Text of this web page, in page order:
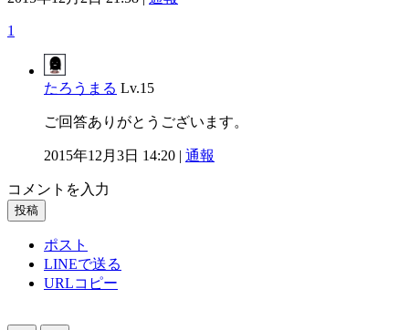
1
たろうまる Lv.15
ご回答ありがとうございます。
2015年12月3日 14:20 | 通報
コメントを入力
投稿
ポスト
LINEで送る
URLコピー